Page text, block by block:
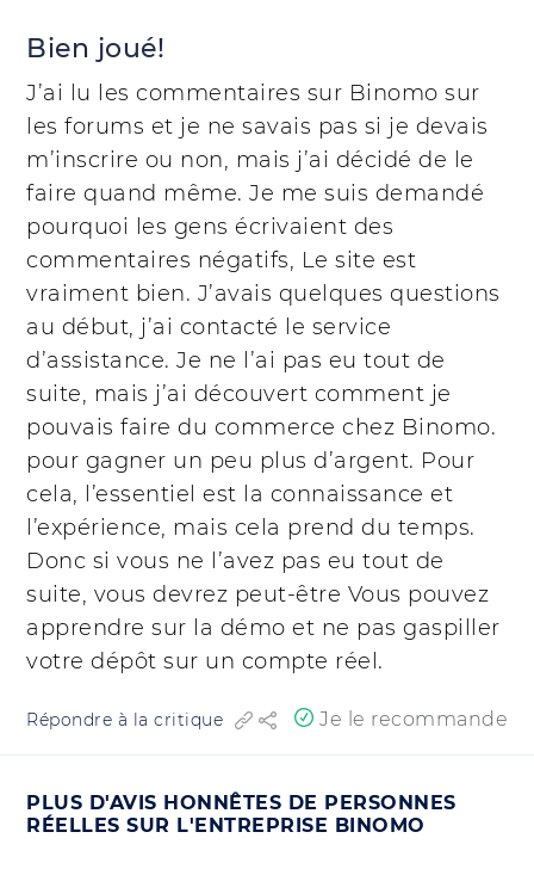
Bien joué!
J’ai lu les commentaires sur Binomo sur
les forums et je ne savais pas si je devais
m’inscrire ou non, mais j’ai décidé de le
faire quand même. Je me suis demandé
pourquoi les gens écrivaient des
commentaires négatifs, Le site est
vraiment bien. J’avais quelques questions
au début, j’ai contacté le service
d’assistance. Je ne l’ai pas eu tout de
suite, mais j’ai découvert comment je
pouvais faire du commerce chez Binomo.
pour gagner un peu plus d’argent. Pour
cela, l’essentiel est la connaissance et
l’expérience, mais cela prend du temps.
Donc si vous ne l’avez pas eu tout de
suite, vous devrez peut-être Vous pouvez
apprendre sur la démo et ne pas gaspiller
votre dépôt sur un compte réel.
Répondre à la critique Je le recommande
PLUS D'AVIS HONNÊTES DE PERSONNES
RÉELLES SUR L'ENTREPRISE BINOMO